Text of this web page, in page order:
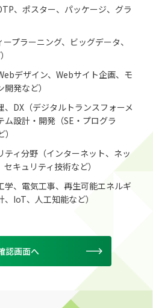
、ポスター、パッケージ、グラ
プラーニング、ビッグデータ、
デザイン、Webサイト企画、モ
発など）
DX（デジタルトランスフォーメ
ム設計・開発（SE・プログラ
ティ分野（インターネット、ネッ
キュリティ技術など）
学、電気工事、再生可能エネルギ
IoT、人工知能など）